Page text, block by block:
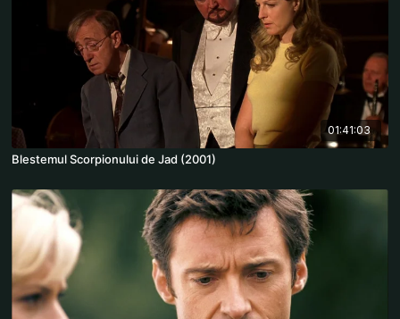
01:41:03
Blestemul Scorpionului de Jad (2001)